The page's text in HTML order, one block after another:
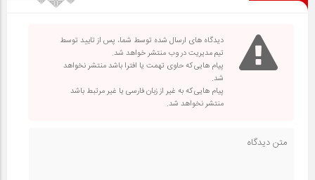
دیدگاه های ارسال شده توسط شما، پس از تایید توسط
تیم مدیریت در وب منتشر خواهد شد.
پیام هایی که حاوی تهمت یا افترا باشد منتشر نخواهد
شد.
پیام هایی که به غیر از زبان فارسی یا غیر مرتبط باشد
منتشر نخواهد شد.